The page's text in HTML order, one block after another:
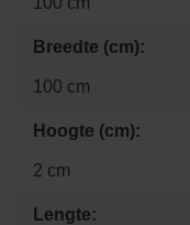
Breedte (cm):
100 cm
Hoogte (cm):
2 cm
Lengte: